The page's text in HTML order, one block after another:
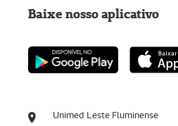
Unimed Leste Fluminense
Baixe nosso aplicativo